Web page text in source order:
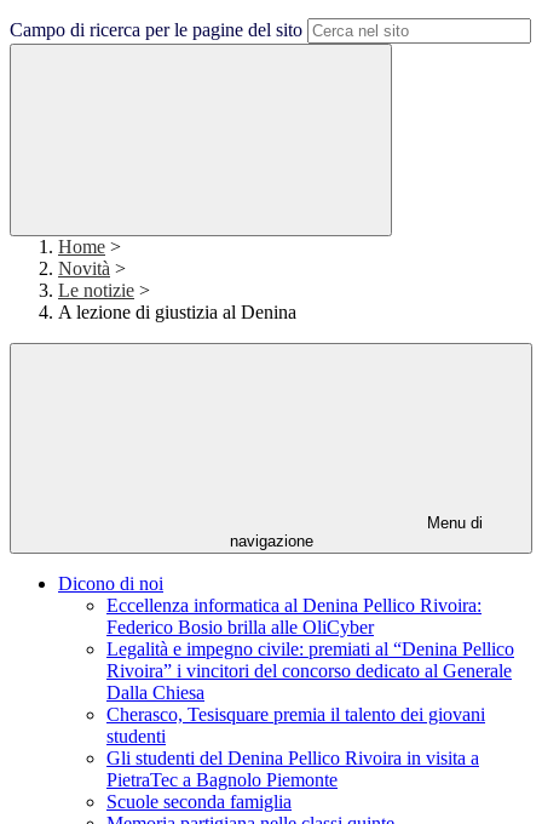
Campo di ricerca per le pagine del sito
Home >
Novità >
Le notizie >
A lezione di giustizia al Denina
Menu di
navigazione
Dicono di noi
Eccellenza informatica al Denina Pellico Rivoira:
Federico Bosio brilla alle OliCyber
Legalità e impegno civile: premiati al “Denina Pellico
Rivoira” i vincitori del concorso dedicato al Generale
Dalla Chiesa
Cherasco, Tesisquare premia il talento dei giovani
studenti
Gli studenti del Denina Pellico Rivoira in visita a
PietraTec a Bagnolo Piemonte
Scuole seconda famiglia